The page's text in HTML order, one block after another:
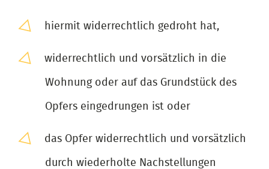
hiermit widerrechtlich gedroht hat,
widerrechtlich und vorsätzlich in die
Wohnung oder auf das Grundstück des
Opfers eingedrungen ist oder
das Opfer widerrechtlich und vorsätzlich
durch wiederholte Nachstellungen